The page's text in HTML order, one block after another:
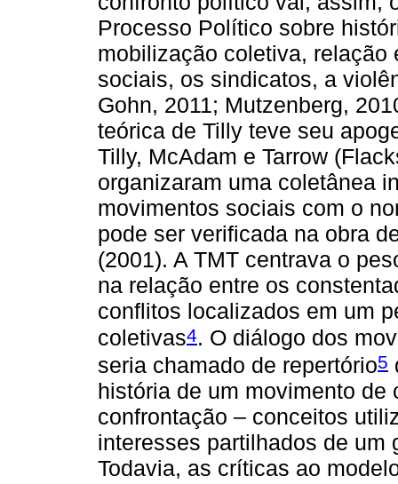
Processo Político sobre
mobilização coletiva, relação
sociais, os sindicatos, a
Gohn, 2011; Mutzenberg,
teórica de Tilly teve seu
Tilly, McAdam e Tarrow
organizaram uma coletânea
movimentos sociais com o
pode ser verificada na obra
(2001). A TMT centrava o
na relação entre os
conflitos localizados em um
coletivas4. O diálogo dos
seria chamado de repertório5
história de um movimento de
confrontação – conceitos
interesses partilhados de um
Todavia, as críticas ao